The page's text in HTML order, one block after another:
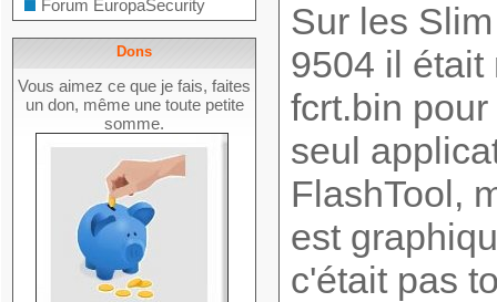
Forum EuropaSecurity
Dons
Vous aimez ce que je fais, faites
un don, même une toute petite
somme.
Sur les
9504 il était
fcrt.bin
seul
FlashTool,
est
c'était pas